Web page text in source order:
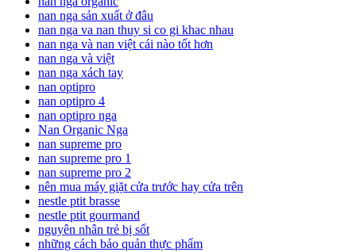
nan nga sản xuất ở đâu
nan nga va nan thuy si co gi khac nhau
nan nga và nan việt cái nào tốt hơn
nan nga và việt
nan nga xách tay
nan optipro
nan optipro 4
nan optipro nga
Nan Organic Nga
nan supreme pro
nan supreme pro 1
nan supreme pro 2
nên mua máy giặt cửa trước hay cửa trên
nestle ptit brasse
nestle ptit gourmand
nguyên nhân trẻ bị sốt
những cách bảo quản thực phẩm